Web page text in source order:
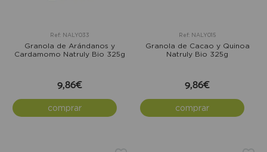
Ref: NALY033
Granola de Arándanos y
Cardamomo Natruly Bio 325g
9,86€
comprar
Ref: NALY015
Granola de Cacao y Quinoa
Natruly Bio 325g
9,86€
comprar